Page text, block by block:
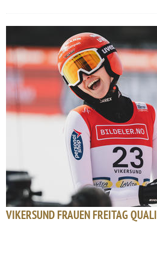
VIKERSUND FRAUEN FREITAG QUALI